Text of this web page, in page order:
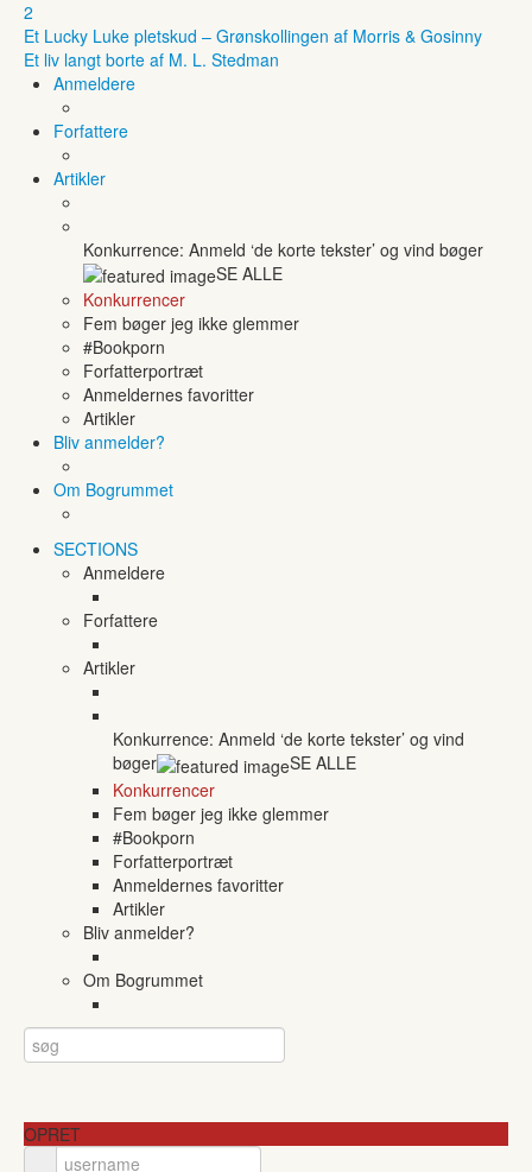
2
Et Lucky Luke pletskud – Grønskollingen af Morris & Gosinny
Et liv langt borte af M. L. Stedman
Anmeldere
Forfattere
Artikler
Konkurrence: Anmeld ‘de korte tekster’ og vind bøger
SE ALLE
Konkurrencer
Fem bøger jeg ikke glemmer
#Bookporn
Forfatterportræt
Anmeldernes favoritter
Artikler
Bliv anmelder?
Om Bogrummet
SECTIONS
Anmeldere
Forfattere
Artikler
Konkurrence: Anmeld ‘de korte tekster’ og vind
bøger
SE ALLE
Konkurrencer
Fem bøger jeg ikke glemmer
#Bookporn
Forfatterportræt
Anmeldernes favoritter
Artikler
Bliv anmelder?
Om Bogrummet
OPRET